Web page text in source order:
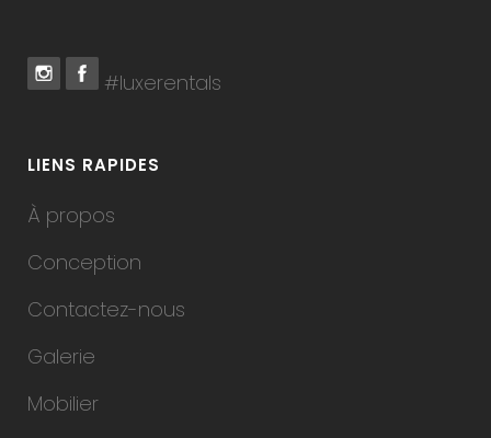
#luxerentals
LIENS RAPIDES
À propos
Conception
Contactez-nous
Galerie
Mobilier